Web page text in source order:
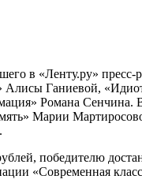
в «Ленту.ру» пресс-
Ганиевой,
Романа Сенчина.
Марии
победителю
«Современная